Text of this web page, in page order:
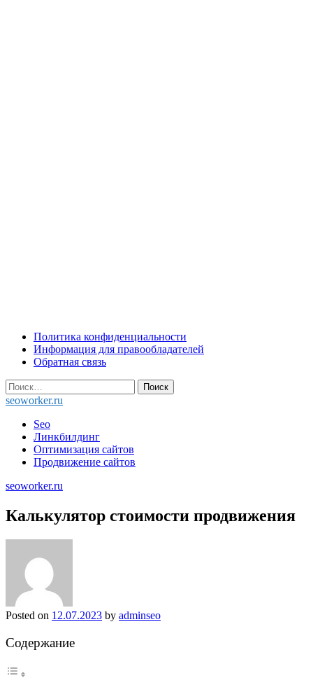
Skip
content
Политика конфиденциальности
Информация для правообладателей
Обратная связь
Найти:
seoworker.ru
Seo
Линкбилдинг
Оптимизация сайтов
Продвижение сайтов
seoworker.ru
Калькулятор стоимости продвижения
Posted on 12.07.2023 by adminseo
Содержание